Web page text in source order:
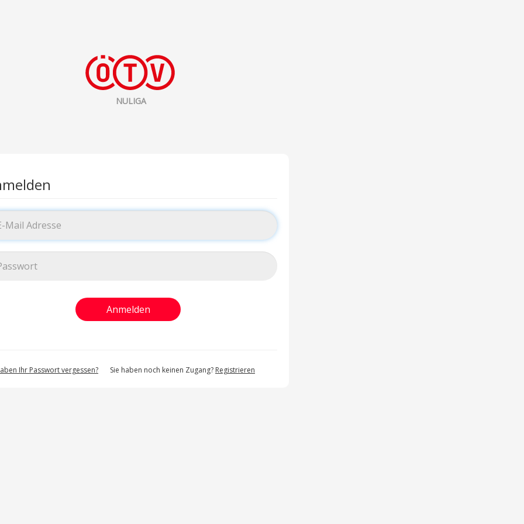
NULIGA
Ihr Passwort vergessen? Sie haben noch keinen Zugang? Registrieren